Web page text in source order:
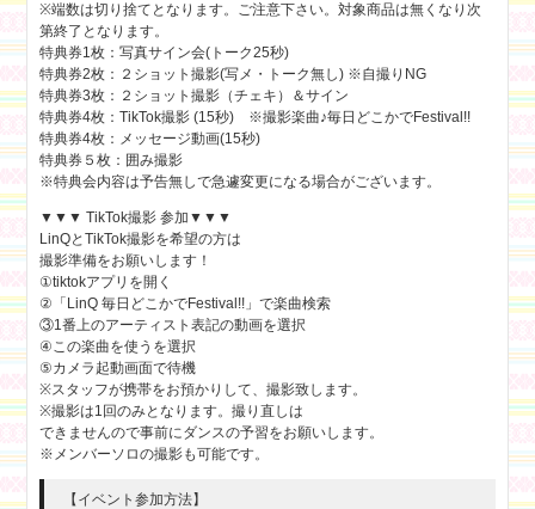
※端数は切り捨てとなります。ご注意下さい。対象商品は無くなり次
第終了となります。
特典券1枚：写真サイン会(トーク25秒)
特典券2枚：２ショット撮影(写メ・トーク無し) ※自撮りNG
特典券3枚：２ショット撮影（チェキ）＆サイン
特典券4枚：TikTok撮影 (15秒) ※撮影楽曲♪毎日どこかでFestival!!
特典券4枚：メッセージ動画(15秒)
特典券５枚：囲み撮影
※特典会内容は予告無しで急遽変更になる場合がございます。
▼▼▼ TikTok撮影 参加▼▼▼
LinQとTikTok撮影を希望の方は
撮影準備をお願いします！
①tiktokアプリを開く
②「LinQ 毎日どこかでFestival!!」で楽曲検索
③1番上のアーティスト表記の動画を選択
④この楽曲を使うを選択
⑤カメラ起動画面で待機
※スタッフが携帯をお預かりして、撮影致します。
※撮影は1回のみとなります。撮り直しは
できませんので事前にダンスの予習をお願いします。
※メンバーソロの撮影も可能です。
【イベント参加方法】